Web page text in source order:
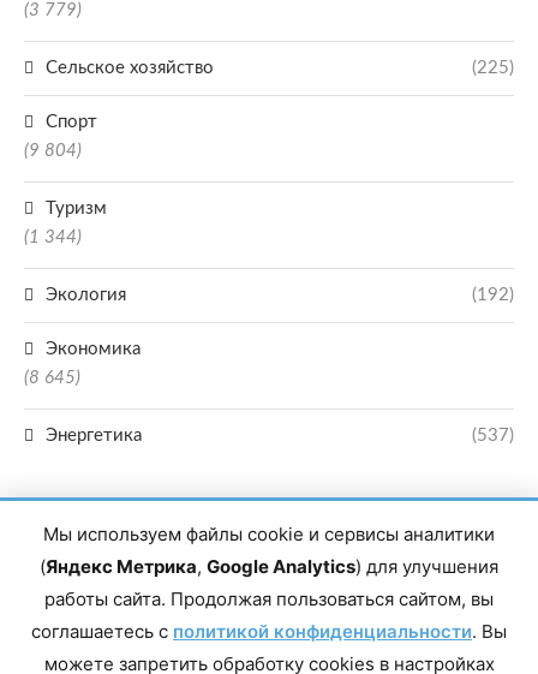
(3 779)
Сельское хозяйство (225)
Спорт
(9 804)
Туризм
(1 344)
Экология (192)
Экономика
(8 645)
Энергетика (537)
Главный редактор сетевого издания Магомаев Тимур Нухович. Контакты
редакции: 8(988)-292-94-34 Почта: vestiskfo@gmail.com По вопросам
Дагестан, г. Махачкала, пр-т Насрутдинова, д. 1а. Все права защищены.
Мы используем файлы cookie и сервисы аналитики
(Яндекс Метрика, Google Analytics) для улучшения
работы сайта. Продолжая пользоваться сайтом, вы
соглашаетесь с политикой конфиденциальности. Вы
можете запретить обработку cookies в настройках